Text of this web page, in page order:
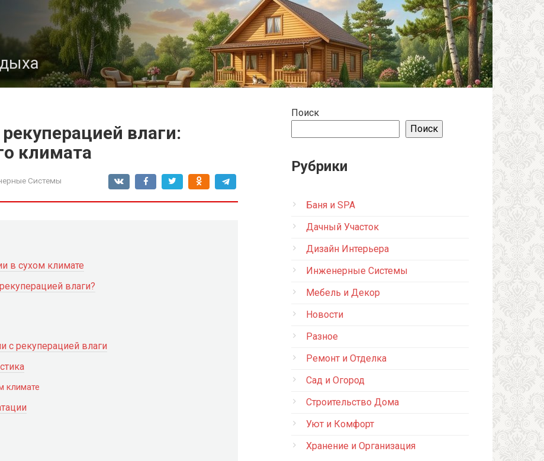
влаги:
климата
Системы
в сухом климате
влаги?
с рекуперацией влаги
климате
Поиск
Поиск
Рубрики
Баня и SPA
Дачный Участок
Дизайн Интерьера
Инженерные Системы
Мебель и Декор
Новости
Разное
Ремонт и Отделка
Сад и Огород
Строительство Дома
Уют и Комфорт
Хранение и Организация